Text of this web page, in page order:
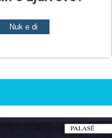
Nuk e di